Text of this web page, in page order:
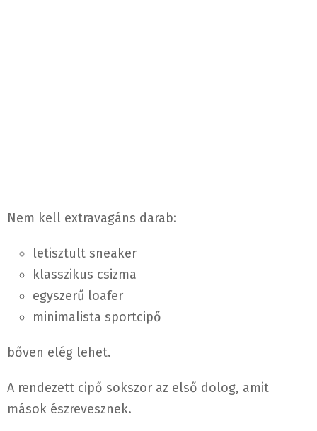
Nem kell extravagáns darab:
letisztult sneaker
klasszikus csizma
egyszerű loafer
minimalista sportcipő
bőven elég lehet.
A rendezett cipő sokszor az első dolog, amit
mások észrevesznek.